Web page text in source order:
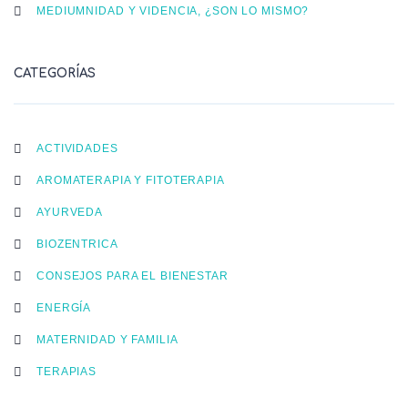
MEDIUMNIDAD Y VIDENCIA, ¿SON LO MISMO?
CATEGORÍAS
ACTIVIDADES
AROMATERAPIA Y FITOTERAPIA
AYURVEDA
BIOZENTRICA
CONSEJOS PARA EL BIENESTAR
ENERGÍA
MATERNIDAD Y FAMILIA
TERAPIAS